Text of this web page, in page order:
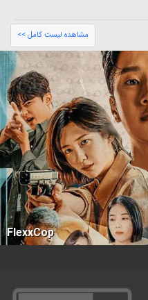
مشاهده لیست کامل >>
FlexxCop